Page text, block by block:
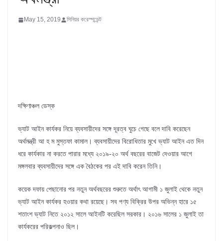
May 15, 2019 সিনিয়র করেস্পন্ডেন্ট
দক্ষিণাঞ্চল ডেস্ক
ভ্যাট আইন কার্যকর নিয়ে ব্যবসায়ীদের সঙ্গে দূরত্ব ঘুচে গেছে বলে দাবি করেছেন
অর্থমন্ত্রী আ হ ম মুস্তফা কামাল। ব্যবসায়ীদের বিরোধিতার মুখে ভ্যাট আইন এত দিন
ধরে কার্যকার না করতে পারার মধ্যে ২০১৯-২০ অর্থ বছরের বাজেট দেওয়ার আগে
মঙ্গলবার ব্যবসায়ীদের সঙ্গে এক বৈঠকের পর এই দাবি করেন তিনি।
কয়েক দফায় পেছানোর পর নতুন অর্থবছরের শুরুতে অর্থাৎ আগামী ১ জুলাই থেকে নতুন
ভ্যাট আইন কার্যকর হওয়ার কথা রয়েছে। সব পণ্য বিক্রির উপর অভিন্ন হারে ১৫
শতাংশ ভ্যাট নিতে ২০১২ সালে আইনটি করেছিল সরকার। ২০১৬ সালের ১ জুলাই তা
কার্যকরের পরিকল্পনাও ছিল।